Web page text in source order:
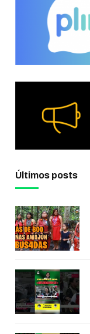
Últimos posts